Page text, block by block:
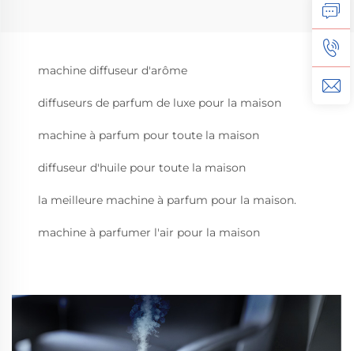
machine diffuseur d'arôme
diffuseurs de parfum de luxe pour la maison
machine à parfum pour toute la maison
diffuseur d'huile pour toute la maison
la meilleure machine à parfum pour la maison.
machine à parfumer l'air pour la maison